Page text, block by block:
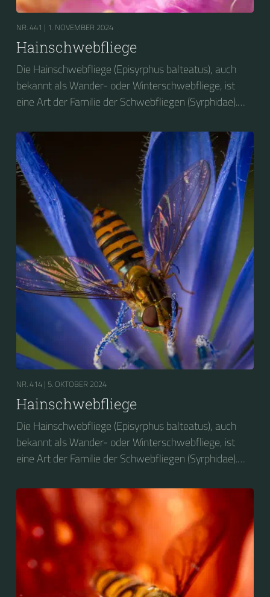
NR. 441 | 1. NOVEMBER 2024
Hainschwebfliege
Die Hainschwebfliege (Episyrphus balteatus), auch
bekannt als Wander- oder Winterschwebfliege, ist
eine Art der Familie der Schwebfliegen (Syrphidae).
gewählt....
NR. 414 | 5. OKTOBER 2024
Hainschwebfliege
Die Hainschwebfliege (Episyrphus balteatus), auch
bekannt als Wander- oder Winterschwebfliege, ist
eine Art der Familie der Schwebfliegen (Syrphidae).
gewählt....